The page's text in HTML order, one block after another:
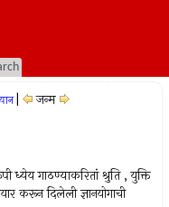
जन्म
ध्येय गाठण्याकरितां श्रुति , युक्ति
करून दिलेली ज्ञानयोगाची